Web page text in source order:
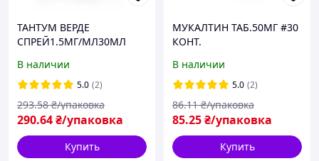
ТАНТУМ ВЕРДЕ
СПРЕЙ1.5МГ/МЛ30МЛ
В наличии
5.0 (2)
290.64₴/упаковка
293.58 ₴/упаковка
Купить
МУКАЛТИН ТАБ.50МГ #30
КОНТ.
В наличии
5.0 (2)
85.25₴/упаковка
86.11 ₴/упаковка
Купить